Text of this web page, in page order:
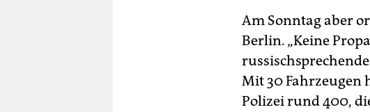
Am Sonntag aber
Berlin. „Keine
Mit 30 Fahrzeugen
Polizei rund 400,